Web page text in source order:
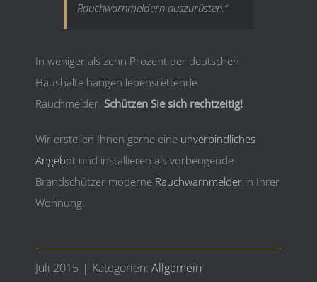
Rauchwarnmeldern auszurüsten.“
In weniger als zehn Prozent der deutschen
Haushalte hängen lebensrettende
Rauchmelder. Schützen Sie sich rechtzeitig!
Wir erstellen Ihnen gerne eine unverbindliches
Angebot und installieren als vorbeugende
Brandschützer moderne Rauchwarnmelder in Ihrer
Wohnung.
Juli 2015 | Kategorien: Allgemein